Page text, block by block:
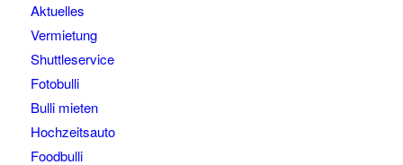
Aktuelles
Vermietung
Shuttleservice
Fotobulli
Bulli mieten
Hochzeitsauto
Foodbulli